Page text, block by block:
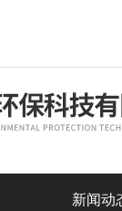
新闻动